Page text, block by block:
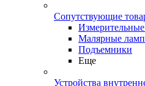
Сопутствующие
Малярные
Подъемники
Еще
Устройства